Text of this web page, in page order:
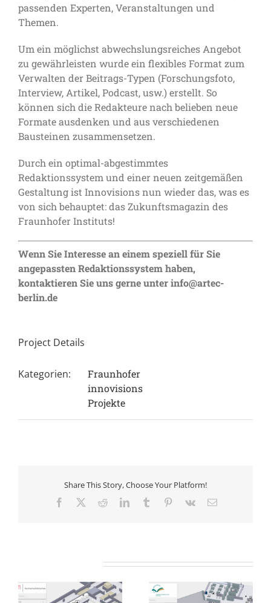
passenden Experten, Veranstaltungen und
Themen.
Um ein möglichst abwechslungsreiches Angebot
zu gewährleisten wurde ein flexibles Format zum
Verwalten der Beitrags-Typen (Forschungsfoto,
Interview, Artikel, Podcast, usw.) erstellt. So
können sich die Redakteure nach belieben neue
Formate ausdenken und aus verschiedenen
Bausteinen zusammensetzen.
Durch ein optimal-abgestimmtes
Redaktionssystem und einer neuen zeitgemäßen
Gestaltung ist Innovisions nun wieder das, was es
von sich behauptet: das Zukunftsmagazin des
Fraunhofer Instituts!
Wenn Sie Interesse an einem speziell für Sie
angepassten Redaktionssystem haben,
kontaktieren Sie uns gerne unter info@artec-
berlin.de
Project Details
Kategorien:
Fraunhofer
innovisions
Projekte
Share This Story, Choose Your Platform!
Facebook RedditLinkedInTumblr Pinterest
Vk
E-